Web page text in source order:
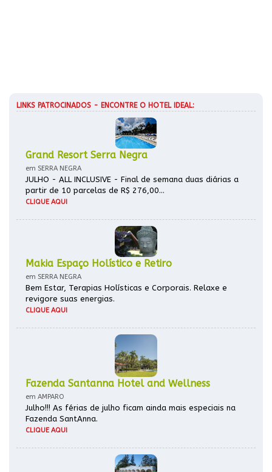
LINKS PATROCINADOS - ENCONTRE O HOTEL IDEAL:
Grand Resort Serra Negra
em SERRA NEGRA
JULHO - ALL INCLUSIVE - Final de semana duas diárias a
partir de 10 parcelas de R$ 276,00...
CLIQUE AQUI
Makia Espaço Holístico e Retiro
em SERRA NEGRA
Bem Estar, Terapias Holísticas e Corporais. Relaxe e
revigore suas energias.
CLIQUE AQUI
Fazenda Santanna Hotel and Wellness
em AMPARO
Julho!!! As férias de julho ficam ainda mais especiais na
Fazenda SantAnna.
CLIQUE AQUI